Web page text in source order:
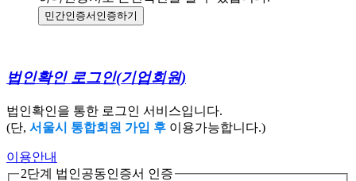
민간인증서 인증하기
법인확인 로그인(기업회원)
법인확인을 통한 로그인 서비스입니다.
(단, 서울시 통합회원 가입 후 이용가능합니다.)
이용안내
2단계 법인공동인증서 인증